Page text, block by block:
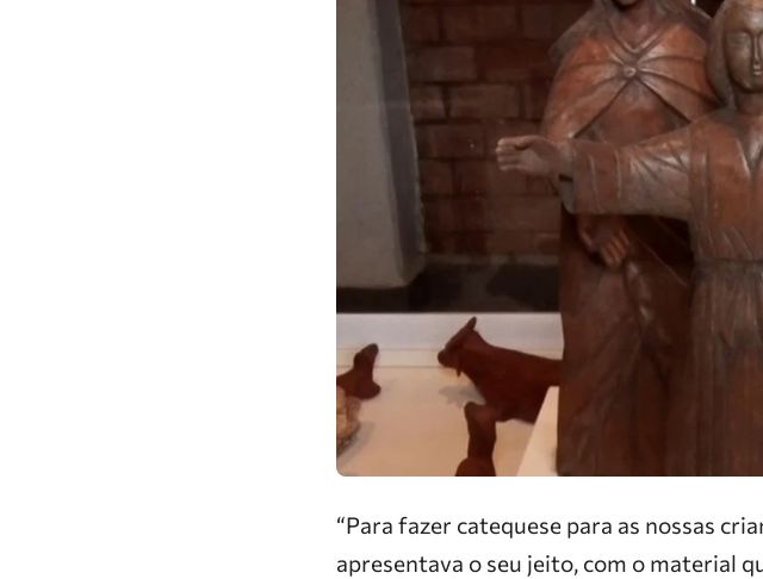
“Para fazer catequese para as nossas
apresentava o seu jeito, com o material